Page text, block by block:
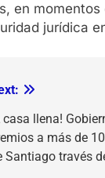
en
jurídica
casa llena!
a más de
Santiago través